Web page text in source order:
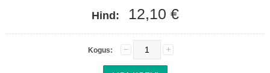
Hind: 12,10 €
Kogus: